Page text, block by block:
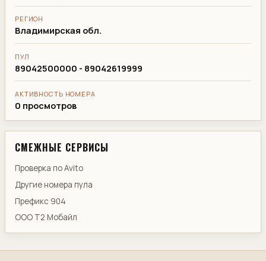
РЕГИОН
Владимирская обл.
ПУЛ
89042500000 - 89042619999
АКТИВНОСТЬ НОМЕРА
0 просмотров
СМЕЖНЫЕ СЕРВИСЫ
Проверка по Avito
Другие номера пула
Префикс 904
ООО Т2 Мобайл